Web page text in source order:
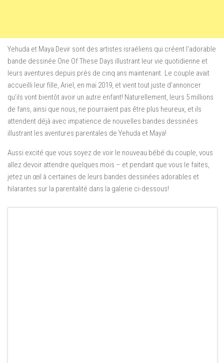
Yehuda et Maya Devir sont des artistes israéliens qui créent l’adorable
bande dessinée One Of These Days illustrant leur vie quotidienne et
leurs aventures depuis près de cinq ans maintenant. Le couple avait
accueilli leur fille, Ariel, en mai 2019, et vient tout juste d’annoncer
qu’ils vont bientôt avoir un autre enfant! Naturellement, leurs 5 millions
de fans, ainsi que nous, ne pourraient pas être plus heureux, et ils
attendent déjà avec impatience de nouvelles bandes dessinées
illustrant les aventures parentales de Yehuda et Maya!
Aussi excité que vous soyez de voir le nouveau bébé du couple, vous
allez devoir attendre quelques mois – et pendant que vous le faites,
jetez un œil à certaines de leurs bandes dessinées adorables et
hilarantes sur la parentalité dans la galerie ci-dessous!